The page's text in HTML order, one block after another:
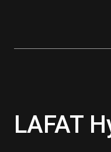
LAFAT